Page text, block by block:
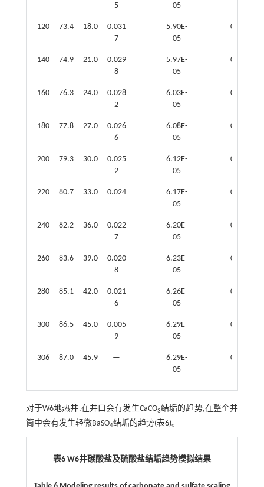
5
05
120 73.4 18.0
0.031
7
5.90E-
05
0.212
140 74.9 21.0
0.029
8
5.97E-
05
0.272
160 76.3 24.0
0.028
2
6.03E-
05
0.325
180 77.8 27.0
0.026
6
6.08E-
05
0.374
200 79.3 30.0
0.025
2
6.12E-
05
0.419
220 80.7 33.0 0.024
6.17E-
05
0.461
240 82.2 36.0
0.022
7
6.20E-
05
0.500
260 83.6 39.0
0.020
8
6.23E-
05
0.537
280 85.1 42.0
0.021
6
6.26E-
05
0.571
300 86.5 45.0
0.005
9
6.29E-
05
0.603
306 87.0 45.9 —
6.29E-
05
0.613
对于W6地热井,在井口会有发生CaCO3结垢的趋势,在整个井
筒中会有发生轻微BaSO4结垢的趋势(表6)。
表6 W6井碳酸盐及硫酸盐结垢趋势模拟结果